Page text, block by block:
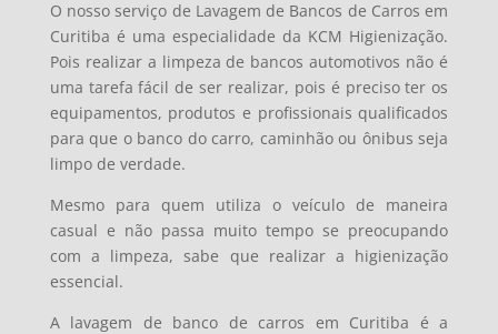
O nosso serviço de Lavagem de Bancos de Carros em
Curitiba é uma especialidade da KCM Higienização.
Pois realizar a limpeza de bancos automotivos não é
uma tarefa fácil de ser realizar, pois é preciso ter os
equipamentos, produtos e profissionais qualificados
para que o banco do carro, caminhão ou ônibus seja
limpo de verdade.
Mesmo para quem utiliza o veículo de maneira
casual e não passa muito tempo se preocupando
com a limpeza, sabe que realizar a higienização
essencial.
A lavagem de banco de carros em Curitiba é a